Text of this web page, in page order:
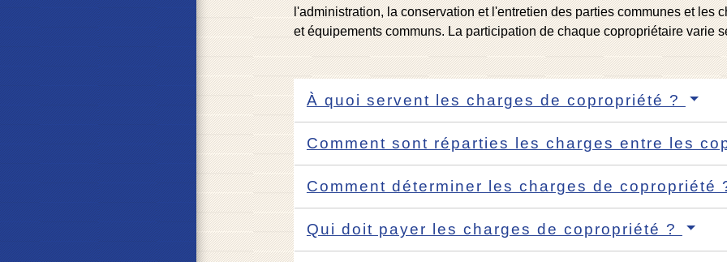
l'administration, la conservation et l'entretien des parties communes et les
et équipements communs. La participation de chaque copropriétaire varie
À quoi servent les charges de copropriété ?
Comment sont réparties les charges entre les
Comment déterminer les charges de copropriété
Qui doit payer les charges de copropriété ?